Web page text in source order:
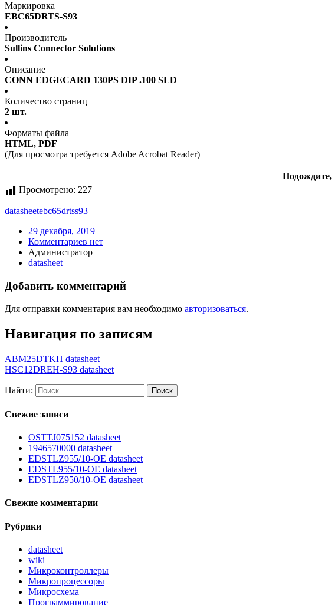
Маркировка
EBC65DRTS-S93
Производитель
Sullins Connector Solutions
Описание
CONN EDGECARD 130PS DIP .100 SLD
Количество страниц
2 шт.
Форматы файла
HTML, PDF
(Для просмотра требуется Adobe Acrobat Reader)
Подождите,
Просмотрено: 227
datasheetebc65drtss93
29 декабря, 2019
Комментариев нет
Администратор
datasheet
Добавить комментарий
Для отправки комментария вам необходимо авторизоваться.
Навигация по записям
ABM25DTKH datasheet
HSC12DREH-S93 datasheet
Найти:
Свежие записи
OSTTJ075152 datasheet
1946570000 datasheet
EDSTLZ955/10-OE datasheet
EDSTL955/10-OE datasheet
EDSTLZ950/10-OE datasheet
Свежие комментарии
Рубрики
datasheet
wiki
Микроконтроллеры
Микропроцессоры
Микросхема
Программирование